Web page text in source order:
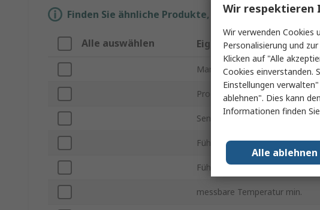
Finden Sie ähnliche Produkte, indem Sie ein oder
Alle auswählen Eigenschaft
Marke
Produkt Typ
Sensortyp
Fühlerlänge
Fühlerdurchmesser
messbare Temperatur min.
Wir respektieren
Wir verwenden Cookies
Personalisierung und
Klicken auf "Alle
Cookies einverstanden.
Einstellungen
ablehnen". Dies kann
Informationen finden
Alle ablehnen